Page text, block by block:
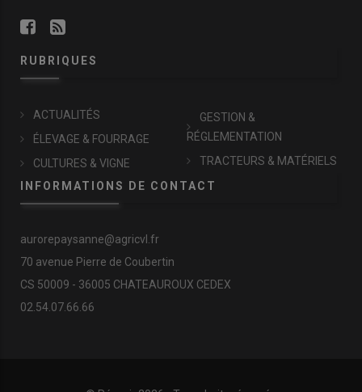
RUBRIQUES
ACTUALITÉS
ÉLEVAGE & FOURRAGE
CULTURES & VIGNE
GESTION &
RÉGLEMENTATION
TRACTEURS & MATÉRIELS
INFORMATIONS DE CONTACT
aurorepaysanne@agricvl.fr
70 avenue Pierre de Coubertin
CS 50009 - 36005 CHATEAUROUX CEDEX
02.54.07.66.66